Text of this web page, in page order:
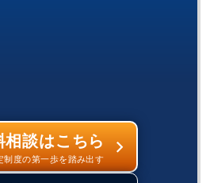
相談はこちら
制度の第一歩を踏み出す